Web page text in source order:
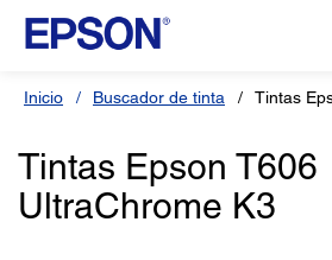
Inicio Buscador de tinta Tintas
Tintas Epson T606
UltraChrome K3